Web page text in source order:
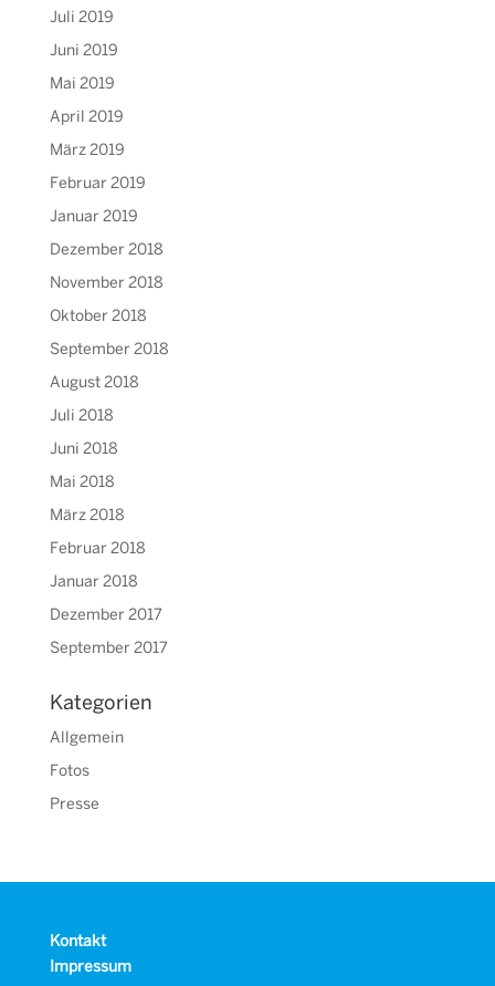
Juli 2019
Juni 2019
Mai 2019
April 2019
März 2019
Februar 2019
Januar 2019
Dezember 2018
November 2018
Oktober 2018
September 2018
August 2018
Juli 2018
Juni 2018
Mai 2018
März 2018
Februar 2018
Januar 2018
Dezember 2017
September 2017
Kategorien
Allgemein
Fotos
Presse
Kontakt
Impressum